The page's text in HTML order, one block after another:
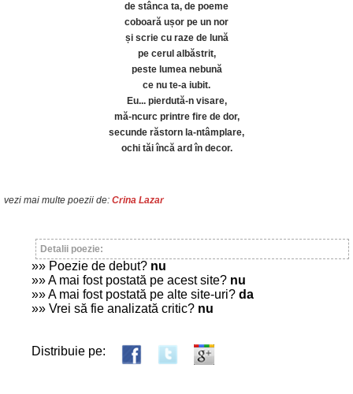
de stânca ta, de poeme
coboară ușor pe un nor
și scrie cu raze de lună
pe cerul albăstrit,
peste lumea nebună
ce nu te-a iubit.
Eu... pierdută-n visare,
mă-ncurc printre fire de dor,
secunde răstorn la-ntâmplare,
ochi tăi încă ard în decor.
vezi mai multe poezii de: Crina Lazar
Detalii poezie:
»» Poezie de debut? nu
»» A mai fost postată pe acest site? nu
»» A mai fost postată pe alte site-uri? da
»» Vrei să fie analizată critic? nu
Distribuie pe: